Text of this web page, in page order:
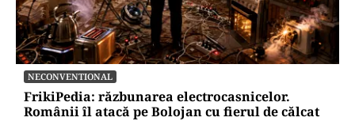
SĂNĂTATE
Mesajul Agenției Naționale a Medicamentului:
De ce au fost blocate temporar la vânzare
Colebil și Panzcebil